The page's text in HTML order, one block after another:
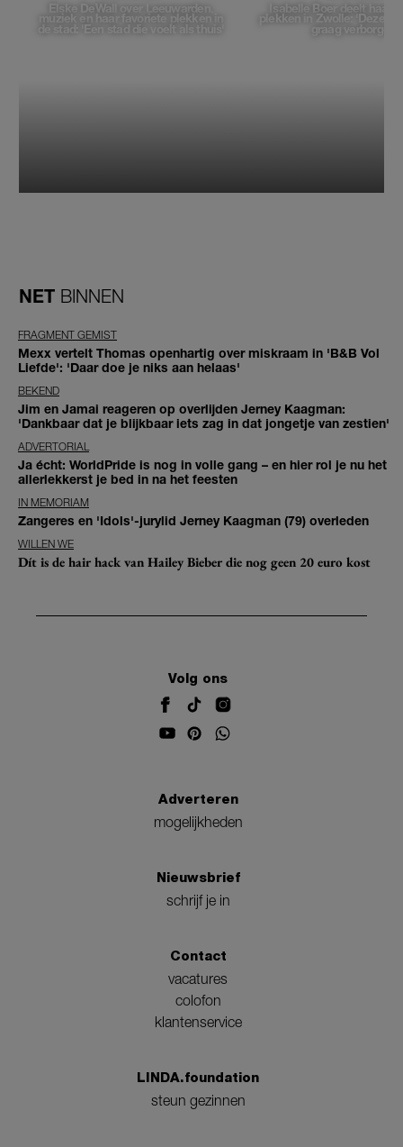
Elske DeWall over Leeuwarden,
muziek en haar favoriete plekken in
de stad: 'Een stad die voelt als thuis'
Isabelle Boer deelt haar
plekken in Zwolle: 'Deze
graag verborgen'
NET BINNEN
FRAGMENT GEMIST
Mexx vertelt Thomas openhartig over miskraam in 'B&B Vol
Liefde': 'Daar doe je niks aan helaas'
BEKEND
Jim en Jamai reageren op overlijden Jerney Kaagman:
'Dankbaar dat je blijkbaar iets zag in dat jongetje van zestien'
ADVERTORIAL
Ja écht: WorldPride is nog in volle gang – en hier rol je nu het
allerlekkerst je bed in na het feesten
IN MEMORIAM
Zangeres en 'Idols'-jurylid Jerney Kaagman (79) overleden
WILLEN WE
Dít is de hair hack van Hailey Bieber die nog geen 20 euro kost
Volg ons
Adverteren
mogelijkheden
Nieuwsbrief
schrijf je in
Contact
vacatures
colofon
klantenservice
LINDA.foundation
steun gezinnen